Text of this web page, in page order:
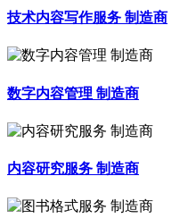
技术内容写作服务 制造商
数字内容管理 制造商
内容研究服务 制造商